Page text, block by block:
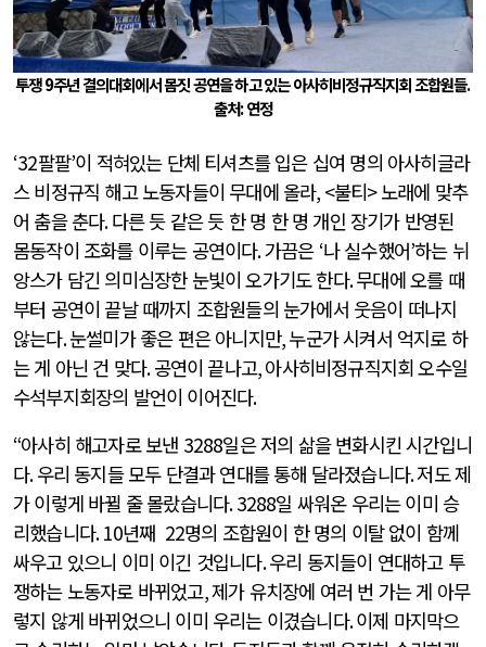
투쟁9주년 결의대회에서 몸짓 공연을 하고 있는 아사히비정규직지회 조합원들.
출처:연정
‘32팔팔’이 적혀있는 단체 티셔츠를 입은 십여 명의 아사히글라
스 비정규직 해고 노동자들이 무대에 올라, <불티>노래에 맞추
어 춤을 춘다.다른 듯 같은 듯 한 명 한 명 개인 장기가 반영된
몸동작이 조화를 이루는 공연이다.가끔은 ‘나 실수했어’하는 뉘
앙스가 담긴 의미심장한 눈빛이 오가기도 한다.무대에 오를 때
부터 공연이 끝날 때까지 조합원들의 눈가에서 웃음이 떠나지
않는다.눈썰미가 좋은 편은 아니지만,누군가 시켜서 억지로 하
는 게 아닌 건 맞다.공연이 끝나고,아사히비정규직지회 오수일
수석부지회장의 발언이 이어진다.
“아사히 해고자로 보낸 3288일은 저의 삶을 변화시킨 시간입니
다.우리 동지들 모두 단결과 연대를 통해 달라졌습니다.저도 제
가 이렇게 바뀔 줄 몰랐습니다. 3288일 싸워온 우리는 이미 승
리했습니다. 10년째 22명의 조합원이 한 명의 이탈 없이 함께
싸우고 있으니 이미 이긴 것입니다.우리 동지들이 연대하고 투
쟁하는 노동자로 바뀌었고,제가 유치장에 여러 번 가는 게 아무
렇지 않게 바뀌었으니 이미 우리는 이겼습니다.이제 마지막으